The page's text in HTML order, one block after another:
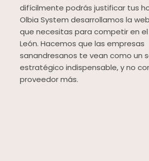
difícilmente podrás justificar tus
Olbia System desarrollamos la
que necesitas para competir en
León. Hacemos que las empresas
sanandresanos te vean como un
estratégico indispensable, y no
proveedor más.